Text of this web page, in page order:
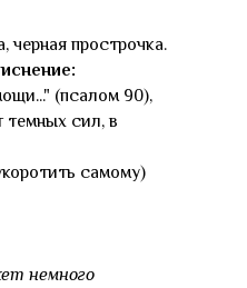
черная прострочка.
(псалом 90),
темных сил, в
самому)
немного